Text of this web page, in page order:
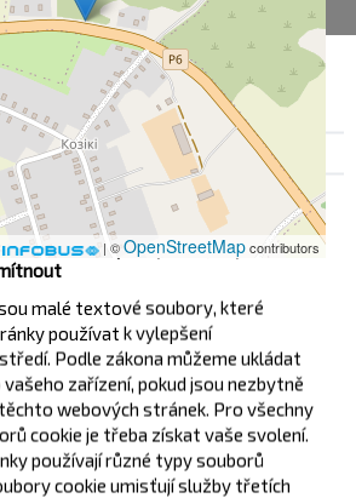
| ©OpenStreetMapcontributors
Podrobnosti na O nás
uživatelského zážitku web
Můžete je Přijmout, Přijmout
malé textové soubory, které
používat k vylepšení
Podle zákona můžeme ukládat
zařízení, pokud jsou nezbytně
webových stránek. Pro všechny
cookie je třeba získat vaše svolení.
používají různé typy souborů
cookie umisťují služby třetích